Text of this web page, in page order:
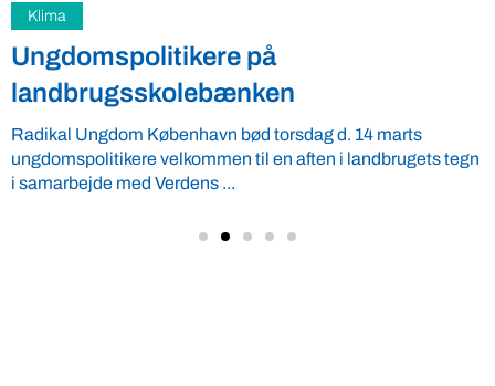
Klima
Ungdomspolitikere på
landbrugsskolebænken
Radikal Ungdom København bød torsdag d. 14 marts
ungdomspolitikere velkommen til en aften i landbrugets tegn
i samarbejde med Verdens ...